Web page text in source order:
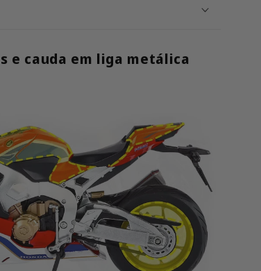
e cauda em liga metálica